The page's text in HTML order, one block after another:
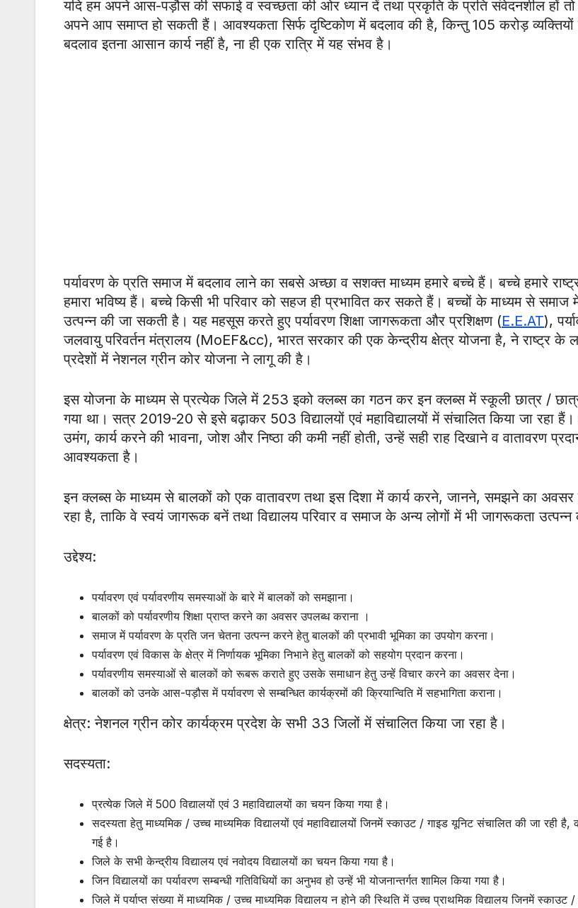
यदि हम अपने आस-पड़ौस की सफाई व स्वच्छता की ओर ध्यान दें तथा प्रकृति के प्रति संवेदनशील हों
अपने आप समाप्त हो सकती हैं। आवश्यकता सिर्फ दृष्टिकोण में बदलाव की है, किन्तु 105 करोड़
बदलाव इतना आसान कार्य नहीं है, ना ही एक रात्रि में यह संभव है।
पर्यावरण के प्रति समाज में बदलाव लाने का सबसे अच्छा व सशक्त माध्यम हमारे बच्चे हैं। बच्चे हमारे
हमारा भविष्य हैं। बच्चे किसी भी परिवार को सहज ही प्रभावित कर सकते हैं। बच्चों के माध्यम से समाज
उत्पन्न की जा सकती है। यह महसूस करते हुए पर्यावरण शिक्षा जागरूकता और प्रशिक्षण (E.E.AT),
जलवायु परिवर्तन मंत्रालय (MoEF&cc), भारत सरकार की एक केन्द्रीय क्षेत्र योजना है, ने राष्ट्र के
प्रदेशों में नेशनल ग्रीन कोर योजना ने लागू की है।
इस योजना के माध्यम से प्रत्येक जिले में 253 इको क्लब्स का गठन कर इन क्लब्स में स्कूली छात्र /
गया था। सत्र 2019-20 से इसे बढ़ाकर 503 विद्यालयों एवं महाविद्यालयों में संचालित किया जा रहा हैं।
उमंग, कार्य करने की भावना, जोश और निष्ठा की कमी नहीं होती, उन्हें सही राह दिखाने व वातावरण
आवश्यकता है।
इन क्लब्स के माध्यम से बालकों को एक वातावरण तथा इस दिशा में कार्य करने, जानने, समझने का अवसर
रहा है, ताकि वे स्वयं जागरूक बनें तथा विद्यालय परिवार व समाज के अन्य लोगों में भी जागरूकता
उद्देश्य:
पर्यावरण एवं पर्यावरणीय समस्याओं के बारे में बालकों को समझाना।
बालकों को पर्यावरणीय शिक्षा प्राप्त करने का अवसर उपलब्ध कराना ।
समाज में पर्यावरण के प्रति जन चेतना उत्पन्न करने हेतु बालकों की प्रभावी भूमिका का उपयोग करना।
पर्यावरण एवं विकास के क्षेत्र में निर्णायक भूमिका निभाने हेतु बालकों को सहयोग प्रदान करना।
पर्यावरणीय समस्याओं से बालकों को रूबरू कराते हुए उसके समाधान हेतु उन्हें विचार करने का अवसर देना।
बालकों को उनके आस-पड़ौस में पर्यावरण से सम्बन्धित कार्यक्रमों की क्रियान्विति में सहभागिता कराना।
क्षेत्र: नेशनल ग्रीन कोर कार्यक्रम प्रदेश के सभी 33 जिलों में संचालित किया जा रहा है।
सदस्यता:
प्रत्येक जिले में 500 विद्यालयों एवं 3 महाविद्यालयों का चयन किया गया है।
सदस्यता हेतु माध्यमिक / उच्च माध्यमिक विद्यालयों एवं महाविद्यालयों जिनमें स्काउट / गाइड यूनिट संचालित की जा रही है,
गई है।
जिले के सभी केन्द्रीय विद्यालय एवं नवोदय विद्यालयों का चयन किया गया है।
जिन विद्यालयों का पर्यावरण सम्बन्धी गतिविधियों का अनुभव हो उन्हें भी योजनान्तर्गत शामिल किया गया है।
जिले में पर्याप्त संख्या में माध्यमिक / उच्च माध्यमिक विद्यालय न होने की स्थिति में उच्च प्राथमिक विद्यालय जिनमें स्काउट